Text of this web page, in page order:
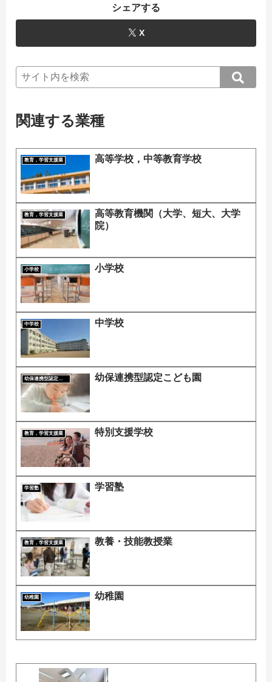
シェアする
X
関連する業種
教育，学習支援業 高等学校，中等教育学校
教育，学習支援業
高等教育機関（大学、短大、大学
院）
小学校 小学校
中学校 中学校
幼保連携型認定こども園 幼保連携型認定こども園
教育，学習支援業 特別支援学校
学習塾 学習塾
教育，学習支援業 教養・技能教授業
幼稚園 幼稚園